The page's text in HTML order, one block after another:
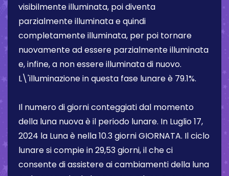
visibilmente illuminata, poi diventa
parzialmente illuminata e quindi
completamente illuminata, per poi tornare
nuovamente ad essere parzialmente illuminata
e, infine, a non essere illuminata di nuovo.
L\'illuminazione in questa fase lunare è 79.1%.
Il numero di giorni conteggiati dal momento
della luna nuova è il periodo lunare. In Luglio 17,
2024 la Luna è nella10.3 giorniGIORNATA. Il ciclo
lunare si compie in 29,53 giorni, il che ci
consente di assistere ai cambiamenti della luna